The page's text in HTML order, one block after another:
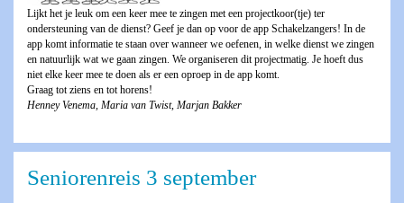
Lijkt het je leuk om een keer mee te zingen met een projectkoor(tje) ter
ondersteuning van de dienst? Geef je dan op voor de app Schakelzangers! In de
app komt informatie te staan over wanneer we oefenen, in welke dienst we zingen
en natuurlijk wat we gaan zingen. We organiseren dit projectmatig. Je hoeft dus
niet elke keer mee te doen als er een oproep in de app komt.
Graag tot ziens en tot horens!
Henney Venema, Maria van Twist, Marjan Bakker
Seniorenreis 3 september